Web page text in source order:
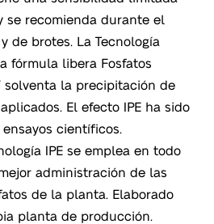
se recomienda durante el
de brotes. La Tecnología
fórmula libera Fosfatos
solventa la precipitación de
El efecto IPE ha sido
científicos.
IPE se emplea en todo
administración de las
de la planta. Elaborado
planta de producción.